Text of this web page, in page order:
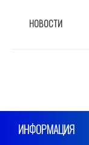
РУБРИКИ
НОВОСТИ
ИНФОРМАЦИЯ